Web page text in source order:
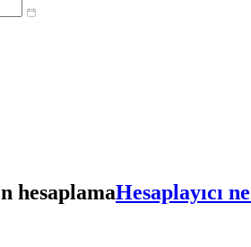
hesaplamaHesaplayıcı